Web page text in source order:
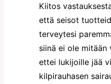
Kiitos
että seisot
terveytesi
siinä ei ole mitään
ettei lukijoille jää
kilpirauhasen